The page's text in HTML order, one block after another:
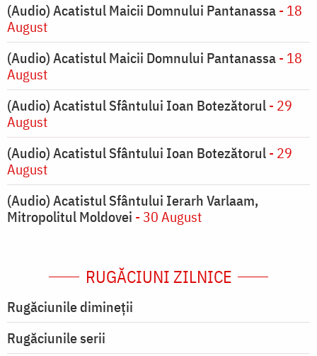
(Audio) Acatistul Maicii Domnului Pantanassa- 18
August
(Audio) Acatistul Maicii Domnului Pantanassa- 18
August
(Audio) Acatistul Sfântului Ioan Botezătorul- 29
August
(Audio) Acatistul Sfântului Ioan Botezătorul- 29
August
(Audio) Acatistul Sfântului Ierarh Varlaam,
Mitropolitul Moldovei - 30 August
RUGĂCIUNI ZILNICE
Rugăciunile dimineții
Rugăciunile serii